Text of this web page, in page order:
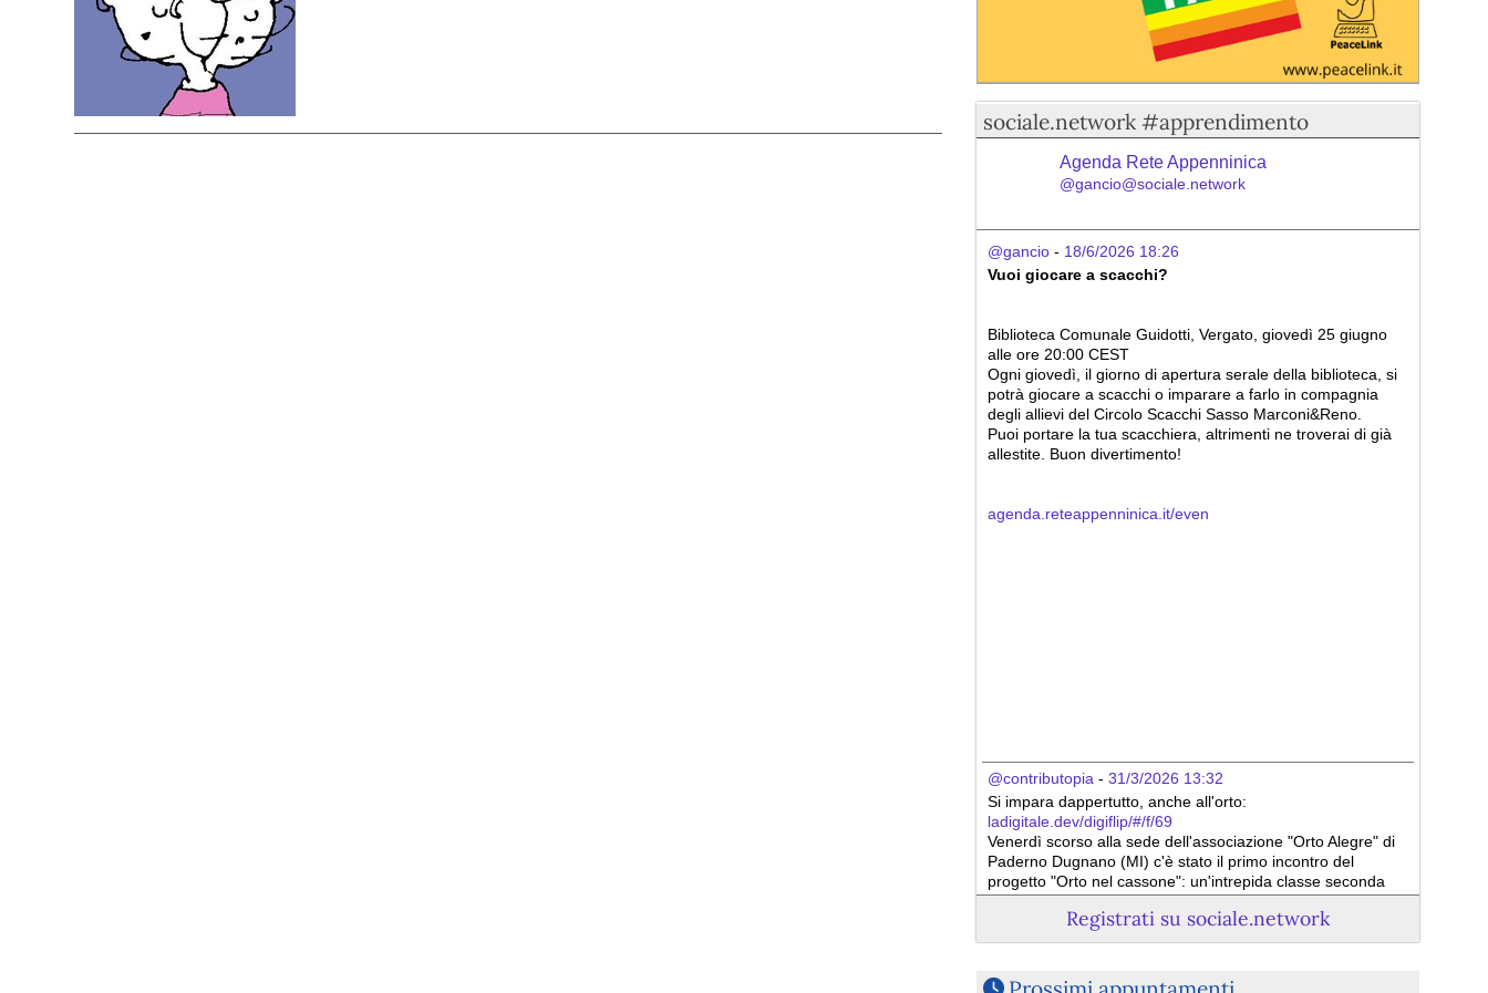
sociale.network #apprendimento
Agenda Rete Appenninica
@gancio@sociale.network
@gancio - 18/6/2026 18:26
Vuoi giocare a scacchi?
Biblioteca Comunale Guidotti, Vergato, giovedì 25 giugno
alle ore 20:00 CEST
Ogni giovedì, il giorno di apertura serale della biblioteca, si
potrà giocare a scacchi o imparare a farlo in compagnia
degli allievi del Circolo Scacchi Sasso Marconi&Reno.
Puoi portare la tua scacchiera, altrimenti ne troverai di già
allestite. Buon divertimento!
agenda.reteappenninica.it/even
@contributopia - 31/3/2026 13:32
Si impara dappertutto, anche all'orto:
ladigitale.dev/digiflip/#/f/69
Venerdì scorso alla sede dell'associazione "Orto Alegre" di
Paderno Dugnano (MI) c'è stato il primo incontro del
progetto "Orto nel cassone": un'intrepida classe seconda
del locale liceo scientifico ha partecipato ad una  serie di
attività manuali per la cura e la coltivazione dell'orto:
preparazione del terreno per le aiuole nei cassoni ,
e al terriccio), semina e trapianto di piante e fiori  in appositi
Registrati su sociale.network